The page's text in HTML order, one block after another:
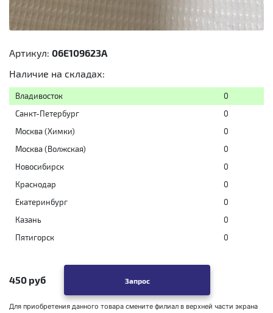
Артикул: 06E109623A
Наличие на складах:
Владивосток
0
Санкт-Петербург
0
Москва (Химки)
0
Москва (Волжская)
0
Новосибирск
0
Краснодар
0
Екатеринбург
0
Казань
0
Пятигорск
0
450 руб Запрос
Для приобретения данного товара смените филиал в верхней части экрана